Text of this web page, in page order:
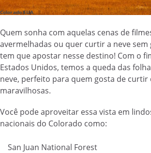
Colorado EUA
Quem sonha com aquelas cenas de
avermelhadas ou quer curtir a neve sem
tem que apostar nesse destino! Com o
Estados Unidos, temos a queda das
neve, perfeito para quem gosta de curtir
maravilhosas.
Você pode aproveitar essa vista em
nacionais do Colorado como:
San Juan National Forest